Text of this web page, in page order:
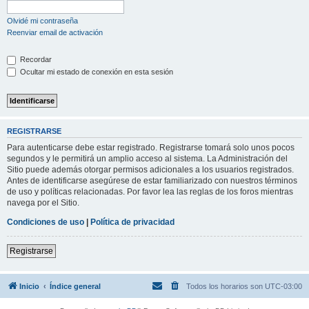
Olvidé mi contraseña
Reenviar email de activación
Recordar
Ocultar mi estado de conexión en esta sesión
REGISTRARSE
Para autenticarse debe estar registrado. Registrarse tomará solo unos pocos
segundos y le permitirá un amplio acceso al sistema. La Administración del
Sitio puede además otorgar permisos adicionales a los usuarios registrados.
Antes de identificarse asegúrese de estar familiarizado con nuestros términos
de uso y políticas relacionadas. Por favor lea las reglas de los foros mientras
navega por el Sitio.
Condiciones de uso | Política de privacidad
Registrarse
Inicio Índice general Todos los horarios son UTC-03:00